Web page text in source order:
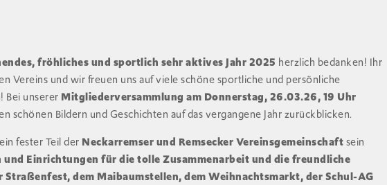
fröhliches und sportlich sehr aktives Jahr 2025 herzlich bedanken! Ihr
Vereins und wir freuen uns auf viele schöne sportliche und persönliche
Bei unserer Mitgliederversammlung am Donnerstag, 26.03.26, 19 Uhr
schönen Bildern und Geschichten auf das vergangene Jahr zurückblicken.
fester Teil der Neckarremser und Remsecker Vereinsgemeinschaftsein
und Einrichtungen für die tolle Zusammenarbeit und die freundliche
dem Maibaumstellen, dem Weihnachtsmarkt, der Schul-AG